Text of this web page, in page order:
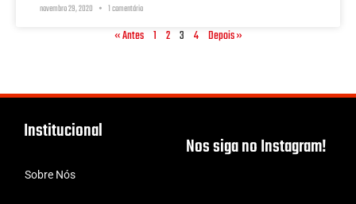
novembro 29, 2020 1 comentário
« Antes 1 2 3 4 Depois »
Institucional
Sobre Nós
Nos siga no Instagram!